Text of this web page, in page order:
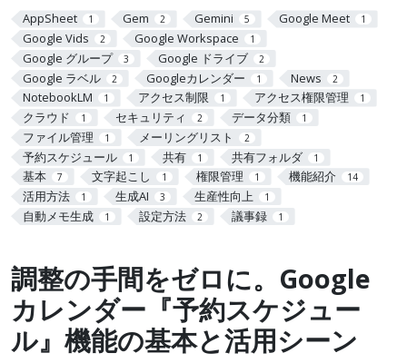
AppSheet 1 Gem 2 Gemini 5 Google Meet 1
Google Vids 2 Google Workspace 1
Google グループ 3 Google ドライブ 2
Google ラベル 2 Googleカレンダー 1 News 2
NotebookLM 1 アクセス制限 1 アクセス権限管理 1
クラウド 1 セキュリティ 2 データ分類 1
ファイル管理 1 メーリングリスト 2
予約スケジュール 1 共有 1 共有フォルダ 1
基本 7 文字起こし 1 権限管理 1 機能紹介 14
活用方法 1 生成AI 3 生産性向上 1
自動メモ生成 1 設定方法 2 議事録 1
調整の手間をゼロに。Google
カレンダー『予約スケジュー
ル』機能の基本と活用シーン